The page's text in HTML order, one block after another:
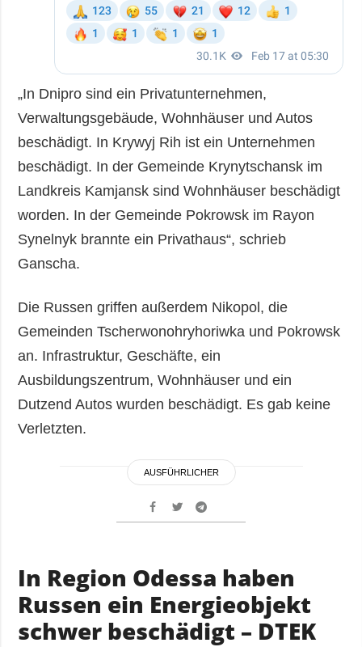
„In Dnipro sind ein Privatunternehmen,
Verwaltungsgebäude, Wohnhäuser und Autos
beschädigt. In Krywyj Rih ist ein Unternehmen
beschädigt. In der Gemeinde Krynytschansk im
Landkreis Kamjansk sind Wohnhäuser beschädigt
worden. In der Gemeinde Pokrowsk im Rayon
Synelnyk brannte ein Privathaus“, schrieb
Ganscha.
Die Russen griffen außerdem Nikopol, die
Gemeinden Tscherwonohryhoriwka und Pokrowsk
an. Infrastruktur, Geschäfte, ein
Ausbildungszentrum, Wohnhäuser und ein
Dutzend Autos wurden beschädigt. Es gab keine
Verletzten.
AUSFÜHRLICHER
In Region Odessa haben
Russen ein Energieobjekt
schwer beschädigt – DTEK